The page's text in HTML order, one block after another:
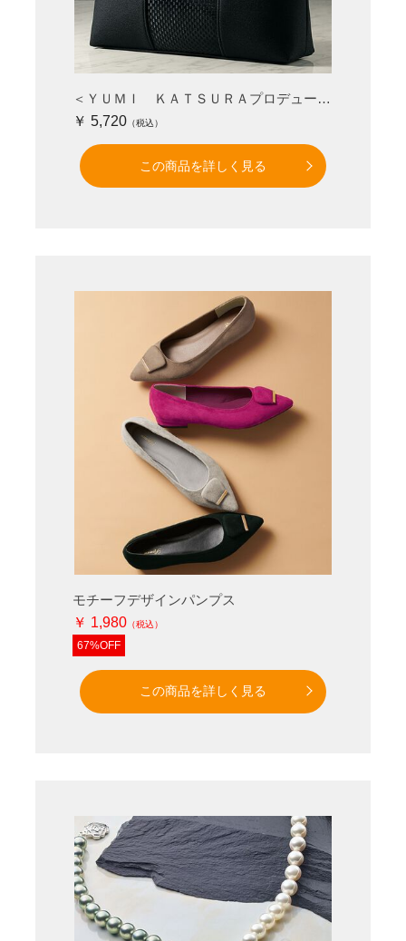
＜ＹＵＭＩ ＫＡＴＳＵＲＡプロデュース＞フォーマルバッグ
￥ 5,720
この商品を詳しく見る
モチーフデザインパンプス
￥ 1,980
67%OFF
この商品を詳しく見る